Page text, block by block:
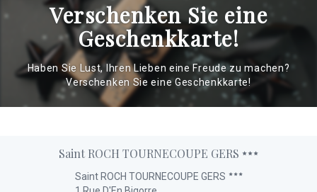
Verschenken Sie eine
Geschenkkarte!
Haben Sie Lust, Ihren Lieben eine Freude zu machen?
Verschenken Sie eine Geschenkkarte!
Saint ROCH TOURNECOUPE GERS
Saint ROCH TOURNECOUPE GERS